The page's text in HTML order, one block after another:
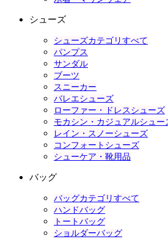
シューズ
シューズカテゴリすべて
パンプス
サンダル
ブーツ
スニーカー
バレエシューズ
ローファー・ドレスシューズ
モカシン・カジュアルシュー
レイン・スノーシューズ
コンフォートシューズ
シューケア・靴用品
バッグ
バッグカテゴリすべて
ハンドバッグ
トートバッグ
ショルダーバッグ